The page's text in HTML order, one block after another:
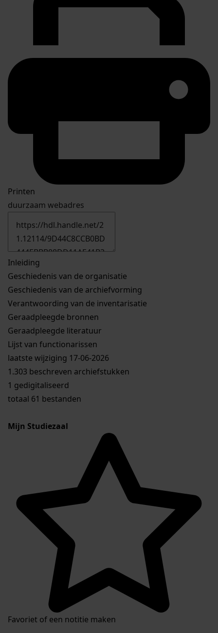
Printen
duurzaam webadres
Inleiding
Geschiedenis van de organisatie
Geschiedenis van de archiefvorming
Verantwoording van de inventarisatie
Geraadpleegde bronnen
Geraadpleegde literatuur
Lijst van functionarissen
laatste wijziging 17-06-2026
1.303 beschreven archiefstukken
1 gedigitaliseerd
totaal 61 bestanden
Mijn Studiezaal
Favoriet of een notitie maken